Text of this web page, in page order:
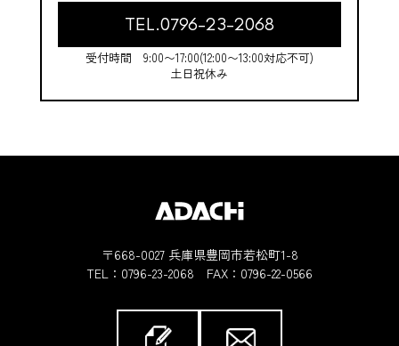
TEL.0796-23-2068
受付時間 9:00〜17:00(12:00〜13:00対応不可)
土日祝休み
〒668-0027 兵庫県豊岡市若松町1-8
TEL： 0796-23-2068 FAX：0796-22-0566